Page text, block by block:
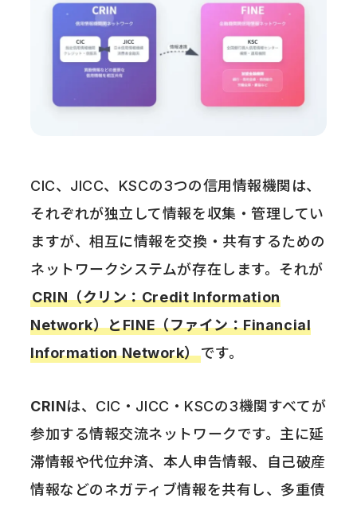
CIC、JICC、KSCの3つの信用情報機関は、
それぞれが独立して情報を収集・管理してい
ますが、相互に情報を交換・共有するための
ネットワークシステムが存在します。それが
CRIN（クリン：Credit Information
Network）とFINE（ファイン：Financial
Information Network）です。
CRINは、CIC・JICC・KSCの3機関すべてが
参加する情報交流ネットワークです。主に延
滞情報や代位弁済、本人申告情報、自己破産
情報などのネガティブ情報を共有し、多重債